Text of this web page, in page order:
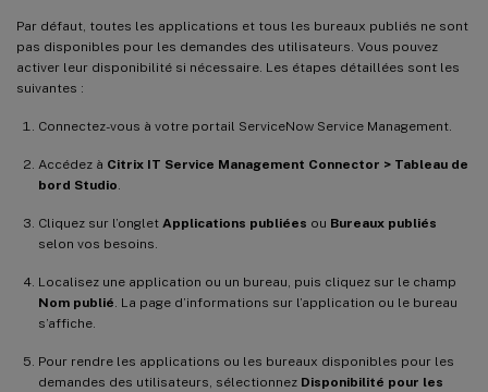
Par défaut, toutes les applications et tous les bureaux publiés ne sont
pas disponibles pour les demandes des utilisateurs. Vous pouvez
activer leur disponibilité si nécessaire. Les étapes détaillées sont les
suivantes :
Connectez-vous à votre portail ServiceNow Service Management.
Accédez à Citrix IT Service Management Connector > Tableau de
bord Studio.
Cliquez sur l’onglet Applications publiées ou Bureaux publiés
selon vos besoins.
Localisez une application ou un bureau, puis cliquez sur le champ
Nom publié. La page d’informations sur l’application ou le bureau
s’affiche.
Pour rendre les applications ou les bureaux disponibles pour les
demandes des utilisateurs, sélectionnez Disponibilité pour les